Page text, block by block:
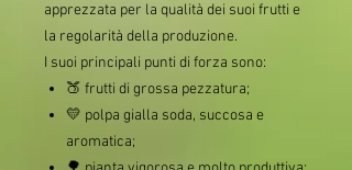
apprezzata per la qualità dei suoi frutti e
la regolarità della produzione.
I suoi principali punti di forza sono:
🍑 frutti di grossa pezzatura;
💛 polpa gialla soda, succosa e
aromatica;